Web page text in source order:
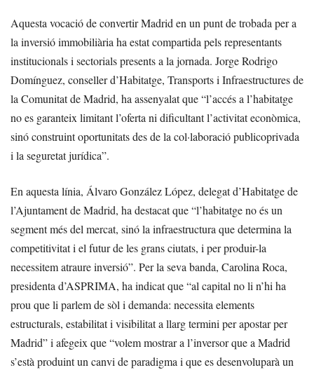
Aquesta vocació de convertir Madrid en un punt de trobada per a
la inversió immobiliària ha estat compartida pels representants
institucionals i sectorials presents a la jornada. Jorge Rodrigo
Domínguez, conseller d’Habitatge, Transports i Infraestructures de
la Comunitat de Madrid, ha assenyalat que “l’accés a l’habitatge
no es garanteix limitant l’oferta ni dificultant l’activitat econòmica,
sinó construint oportunitats des de la col·laboració publicoprivada
i la seguretat jurídica”.
En aquesta línia, Álvaro González López, delegat d’Habitatge de
l’Ajuntament de Madrid, ha destacat que “l’habitatge no és un
segment més del mercat, sinó la infraestructura que determina la
competitivitat i el futur de les grans ciutats, i per produir-la
necessitem atraure inversió”. Per la seva banda, Carolina Roca,
presidenta d’ASPRIMA, ha indicat que “al capital no li n’hi ha
prou que li parlem de sòl i demanda: necessita elements
estructurals, estabilitat i visibilitat a llarg termini per apostar per
Madrid” i afegeix que “volem mostrar a l’inversor que a Madrid
s’està produint un canvi de paradigma i que es desenvoluparà un